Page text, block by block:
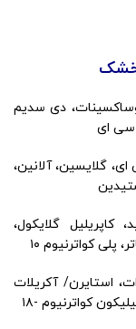
خشک
دی سدیم
سی ای
گلایسین، آلانین،
کاپریلیل گلایکول،
کواترنیوم ۱۰
گلیسریل کوکوات، استایرن/ آکریلات
کواترنیوم -۱۸